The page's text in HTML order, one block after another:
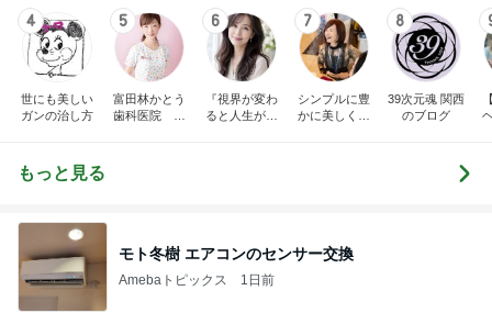
4
世にも美しい
ガンの治し方
5
富田林かとう
歯科医院 み
6
『視界が変わ
ると人生が変
7
シンプルに豊
かに美しく自
8
39次元魂 関西
のブログ
もっと見る
モト冬樹 エアコンのセンサー交換
Amebaトピックス 1日前